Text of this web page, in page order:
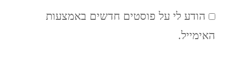
הודע לי על פוסטים חדשים באמצעות
האימייל.